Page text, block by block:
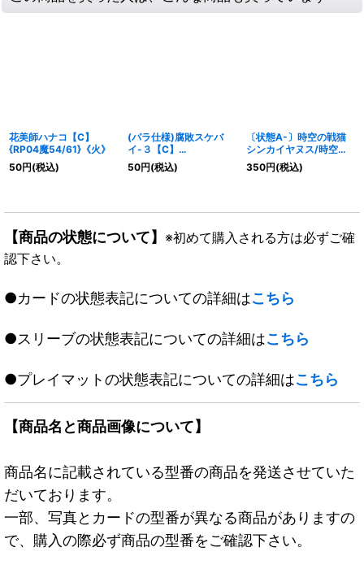
花美師ハナコ【C】
{RP04魔54/61}《火》
50円(税込)
(パラ仕様)腐敗スケバ
イ-３【C】
{RP2094/95}《多》
50円(税込)
〔状態A-〕時空の戦猫
シンカイヤヌス/時空の
戦猫ヤヌスグレンオー
【U】
350円(税込)
【商品の状態について】 ※初めて購入される方は必ずご確
認下さい。
●カードの状態表記についての詳細はこちら
●スリーブの状態表記についての詳細はこちら
●プレイマットの状態表記についての詳細はこちら
【商品名と商品画像について】
商品名に記載されている型番の商品を発送させていた
だいております。
一部、写真とカードの型番が異なる商品がありますの
で、購入の際必ず商品の型番をご確認下さい。